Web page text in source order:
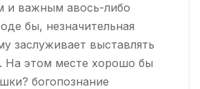
и важным авось-либо
бы, незначительная
заслуживает выставлять
На этом месте хорошо бы
богопознание